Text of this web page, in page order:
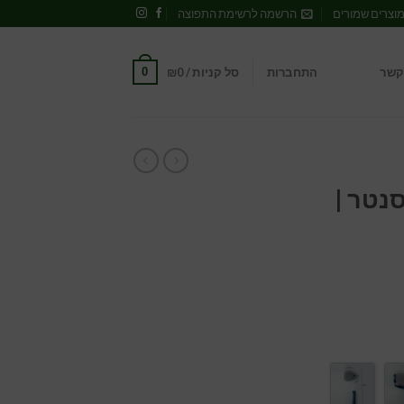
מוצרים שמורים הרשמה לרשימת התפוצה
קשר התחברות סל קניות / ₪0
0
|